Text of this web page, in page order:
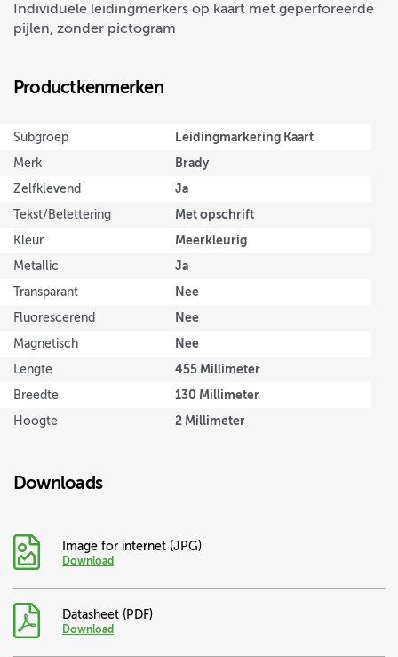
Individuele leidingmerkers op kaart met geperforeerde
pijlen, zonder pictogram
Productkenmerken
Subgroep Leidingmarkering Kaart
Merk Brady
Zelfklevend Ja
Tekst/Belettering Met opschrift
Kleur Meerkleurig
Metallic Ja
Transparant Nee
Fluorescerend Nee
Magnetisch Nee
Lengte 455 Millimeter
Breedte 130 Millimeter
Hoogte 2 Millimeter
Downloads
Image for internet (JPG)
Download
Datasheet (PDF)
Download